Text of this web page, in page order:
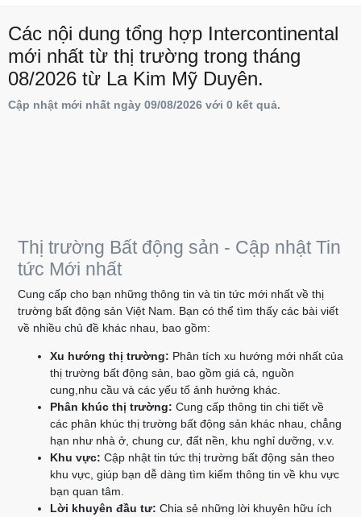
Các nội dung tổng hợp Intercontinental
mới nhất từ thị trường trong tháng
08/2026 từ La Kim Mỹ Duyên.
Cập nhật mới nhất ngày 09/08/2026 với 0 kết quả.
Thị trường Bất động sản - Cập nhật Tin
tức Mới nhất
Cung cấp cho bạn những thông tin và tin tức mới nhất về thị
trường bất động sản Việt Nam. Bạn có thể tìm thấy các bài viết
về nhiều chủ đề khác nhau, bao gồm:
Xu hướng thị trường: Phân tích xu hướng mới nhất của
thị trường bất động sản, bao gồm giá cả, nguồn
cung,nhu cầu và các yếu tố ảnh hưởng khác.
Phân khúc thị trường: Cung cấp thông tin chi tiết về
các phân khúc thị trường bất động sản khác nhau, chẳng
hạn như nhà ở, chung cư, đất nền, khu nghỉ dưỡng, v.v.
Khu vực: Cập nhật tin tức thị trường bất động sản theo
khu vực, giúp bạn dễ dàng tìm kiếm thông tin về khu vực
bạn quan tâm.
Lời khuyên đầu tư: Chia sẻ những lời khuyên hữu ích